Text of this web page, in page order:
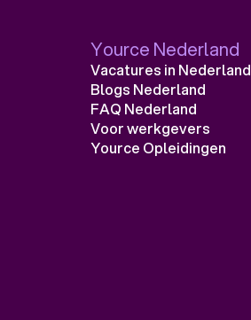
Yource Nederland
Vacatures in Nederland
Blogs Nederland
FAQ Nederland
Voor werkgevers
Yource Opleidingen